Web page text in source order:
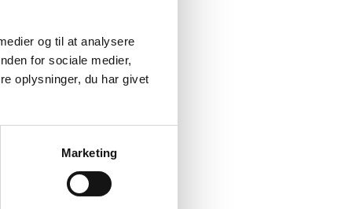
og til at analysere
for sociale medier,
oplysninger, du har givet
Marketing